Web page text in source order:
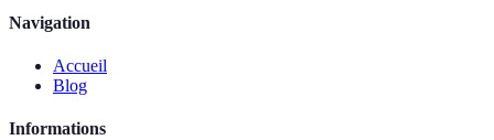
Navigation
Accueil
Blog
Informations